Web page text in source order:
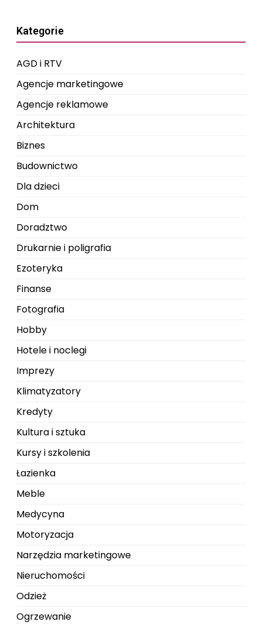
Kategorie
AGD i RTV
Agencje marketingowe
Agencje reklamowe
Architektura
Biznes
Budownictwo
Dla dzieci
Dom
Doradztwo
Drukarnie i poligrafia
Ezoteryka
Finanse
Fotografia
Hobby
Hotele i noclegi
Imprezy
Klimatyzatory
Kredyty
Kultura i sztuka
Kursy i szkolenia
Łazienka
Meble
Medycyna
Motoryzacja
Narzędzia marketingowe
Nieruchomości
Odzież
Ogrzewanie